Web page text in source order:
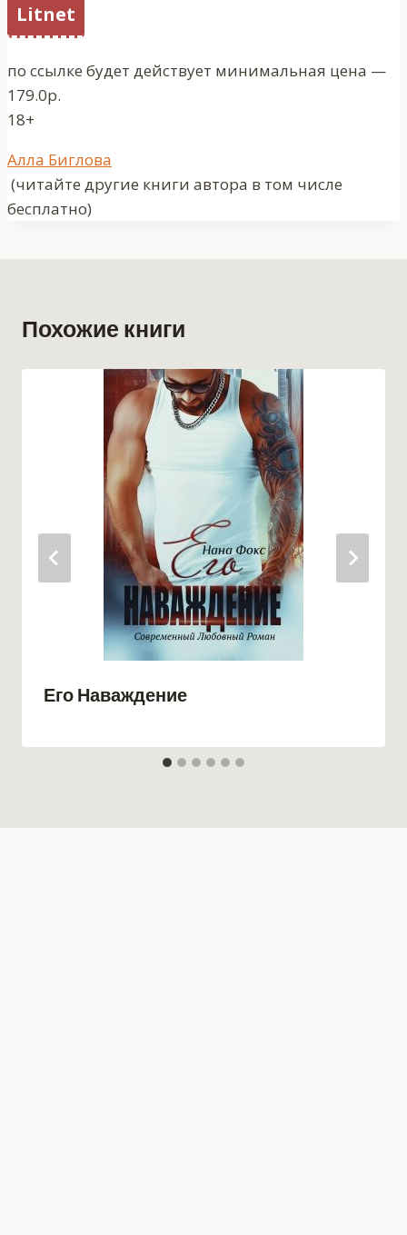
Litnet
по ссылке будет действует минимальная цена —
179.0р.
18+
Метки
записи:
Алла Биглова
(читайте другие книги автора в том числе
бесплатно)
Похожие книги
Его Наваждение